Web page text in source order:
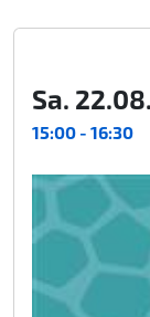
Sa. 22.08.
15:00 - 16:30